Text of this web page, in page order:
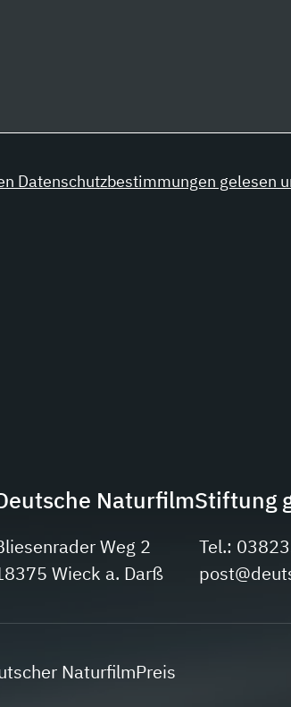
Datenschutzbestimmungen gelesen
NaturfilmStiftung
Weg 2
Wieck a. Darß
Tel.:
NaturfilmPreis